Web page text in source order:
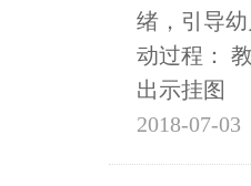
绪，引导
动过程：
出示挂图
2018-07-03